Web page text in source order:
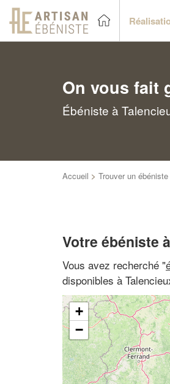
On vous fait
Ébéniste à
Accueil > Trouver un ébéniste
Votre ébéniste
Vous avez recherché "
disponibles à
+
−